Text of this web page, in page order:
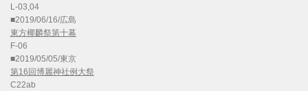
L-03,04
■2019/06/16/広島
東方椰麟祭第十幕
F-06
■2019/05/05/東京
第16回博麗神社例大祭
C22ab